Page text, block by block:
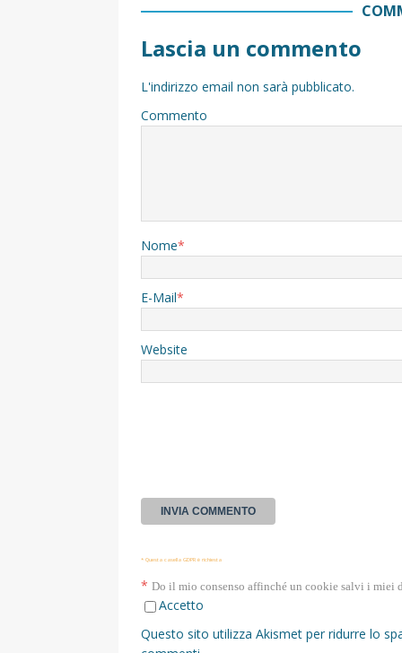
Lascia un commento
L'indirizzo email non sarà pubblicato.
Commento
Nome*
E-Mail*
Website
* Questa casella GDPR è richiesta
* Do il mio consenso affinché un cookie salvi i miei
Accetto
Questo sito utilizza Akismet per ridurre lo